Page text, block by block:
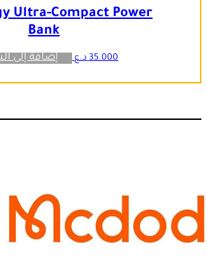
Ultra-Compact Power
Bank
35.000 د.ع إضافة إلى